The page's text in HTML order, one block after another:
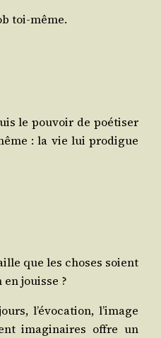
toi-même.
le pou­voir de poé­ti­ser
: la vie lui pro­digue
que les choses soient
en jouisse ?
l’é­vo­ca­tion, l’i­mage
ima­gi­naires offre un